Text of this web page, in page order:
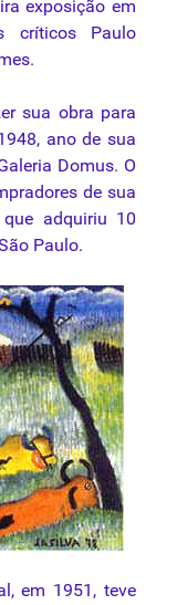
exposição em
críticos Paulo
sua obra para
ano de sua
Domus. O
de sua
adquiriu 10
Paulo.
, em 1951, teve